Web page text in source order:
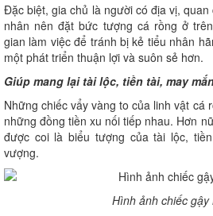
Đặc biệt, gia chủ là người có địa vị,
nhân nên đặt bức tượng cá rồng ở
gian làm việc để tránh bị kẻ tiểu nhân
một phát triển thuận lợi và suôn sẻ hơn.
Giúp mang lại tài lộc, tiền tài, may
Những chiếc vẩy vàng to của linh vật cá
những đồng tiền xu nối tiếp nhau. Hơn
được coi là biểu tượng của tài lộc,
vượng.
Hình ảnh chiếc gậy